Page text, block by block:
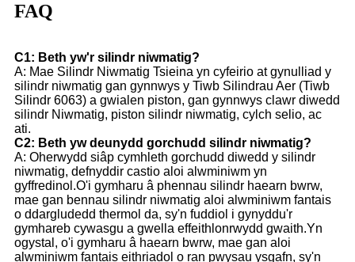
FAQ
C1: Beth yw'r silindr niwmatig?
A: Mae Silindr Niwmatig Tsieina yn cyfeirio at gynulliad y
silindr niwmatig gan gynnwys y Tiwb Silindrau Aer (Tiwb
Silindr 6063) a gwialen piston, gan gynnwys clawr diwedd
silindr Niwmatig, piston silindr niwmatig, cylch selio, ac
ati.
C2: Beth yw deunydd gorchudd silindr niwmatig?
A: Oherwydd siâp cymhleth gorchudd diwedd y silindr
niwmatig, defnyddir castio aloi alwminiwm yn
gyffredinol.O'i gymharu â phennau silindr haearn bwrw,
mae gan bennau silindr niwmatig aloi alwminiwm fantais
o ddargludedd thermol da, sy'n fuddiol i gynyddu'r
gymhareb cywasgu a gwella effeithlonrwydd gwaith.Yn
ogystal, o'i gymharu â haearn bwrw, mae gan aloi
alwminiwm fantais eithriadol o ran pwysau ysgafn, sy'n